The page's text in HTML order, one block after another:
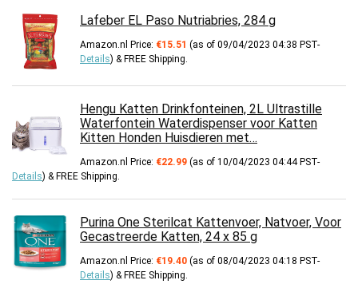
Lafeber EL Paso Nutriabries, 284 g
Amazon.nl Price: €15.51 (as of 09/04/2023 04:38 PST-
Details) & FREE Shipping
Hengu Katten Drinkfonteinen, 2L Ultrastille
Waterfontein Waterdispenser voor Katten
Kitten Honden Huisdieren met…
Amazon.nl Price: €22.99 (as of 10/04/2023 04:44 PST-
Details) & FREE Shipping
Purina One Sterilcat Kattenvoer, Natvoer, Voor
Gecastreerde Katten, 24 x 85 g
Amazon.nl Price: €19.40 (as of 08/04/2023 04:18 PST-
Details) & FREE Shipping